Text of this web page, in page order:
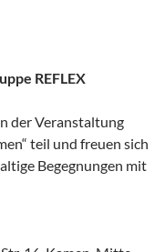
REFLEX
der Veranstaltung
teil und freuen sich
Begegnungen mit